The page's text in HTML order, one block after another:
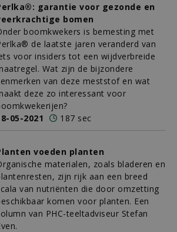
garantie voor gezonde en
bomen
boomkwekers is bemesting met
de laatste jaren veranderd van
voor insiders tot een wijdverbreide
Wat zijn de bijzondere
van deze meststof en wat
deze zo interessant voor
05-2021
187 sec
voeden planten
materialen, zoals bladeren en
zijn rijk aan een breed
van nutriënten die door omzetting
komen voor planten. Een
van PHC-teeltadviseur Stefan